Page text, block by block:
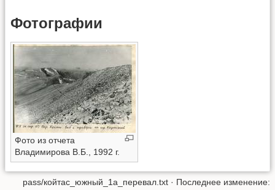
Фотографии
Фото из отчета
Владимирова В.Б., 1992 г.
pass/койтас_южный_1а_перевал.txt · Последнее изменение: